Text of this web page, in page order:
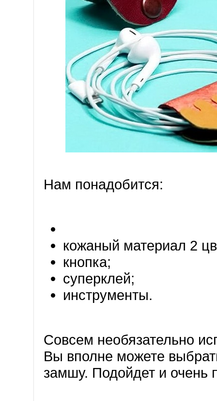
Нам понадобится:
кожаный материал 2
кнопка;
суперклей;
инструменты.
Совсем необязательно
Вы вполне можете
замшу. Подойдет и очень